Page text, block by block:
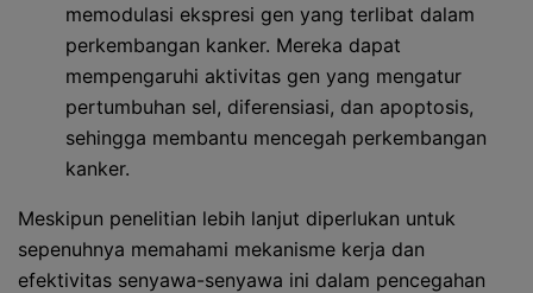
memodulasi ekspresi gen yang terlibat dalam
perkembangan kanker. Mereka dapat
mempengaruhi aktivitas gen yang mengatur
pertumbuhan sel, diferensiasi, dan apoptosis,
sehingga membantu mencegah perkembangan
kanker.
Meskipun penelitian lebih lanjut diperlukan untuk
sepenuhnya memahami mekanisme kerja dan
efektivitas senyawa-senyawa ini dalam pencegahan